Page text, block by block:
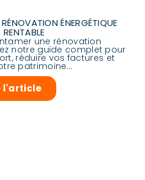
ÉNERGÉTIQUE
RENTABLE
une rénovation
notre guide complet pour
réduire vos factures et
patrimoine...
l'article